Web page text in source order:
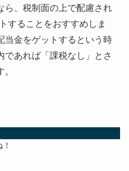
ら、税制面の上で配慮され
することをおすすめしま
当金をゲットするという時
であれば「課税なし」とさ